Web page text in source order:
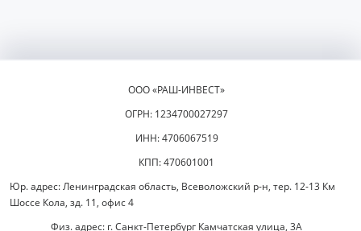
ООО «РАШ-ИНВЕСТ»
ОГРН: 1234700027297
ИНН: 4706067519
КПП: 470601001
Юр. адрес: Ленинградская область, Всеволожский р-н, тер. 12-13 Км
Шоссе Кола, зд. 11, офис 4
Физ. адрес: г. Санкт-Петербург Камчатская улица, 3А